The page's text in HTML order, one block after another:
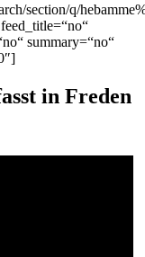
section/q/
summary=“no“
in Freden